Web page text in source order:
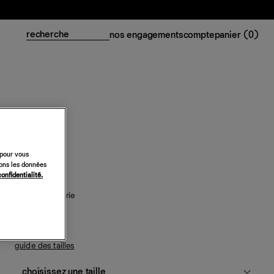
nos engagementscomptepanier (0)
268 €
blanc à broderie
guide des tailles
vous
les données